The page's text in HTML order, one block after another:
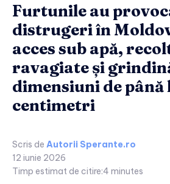
Furtunile au
distrugeri în
acces sub apă,
ravagiate și
dimensiuni de până
centimetri
Scris de Autorii Sperante.ro
12 iunie 2026
Timp estimat de citire:4 minutes